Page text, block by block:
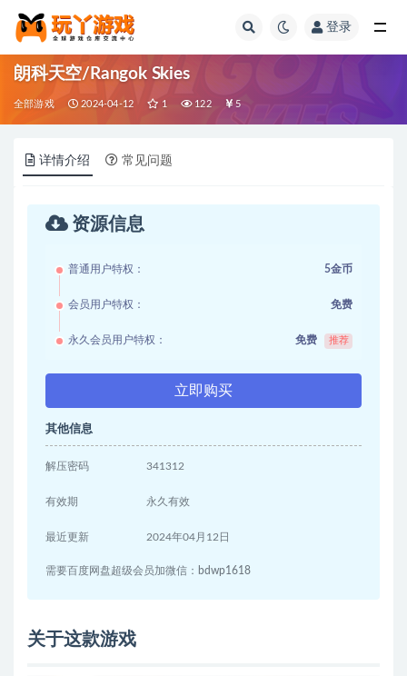
登录
朗科天空/Rangok Skies
全部游戏 2024-04-12 1 122 5
详情介绍 常见问题
资源信息
普通用户特权： 5金币
会员用户特权： 免费
永久会员用户特权： 免费 推荐
立即购买
其他信息
解压密码 341312
有效期 永久有效
最近更新 2024年04月12日
需要百度网盘超级会员加微信：bdwp1618
关于这款游戏